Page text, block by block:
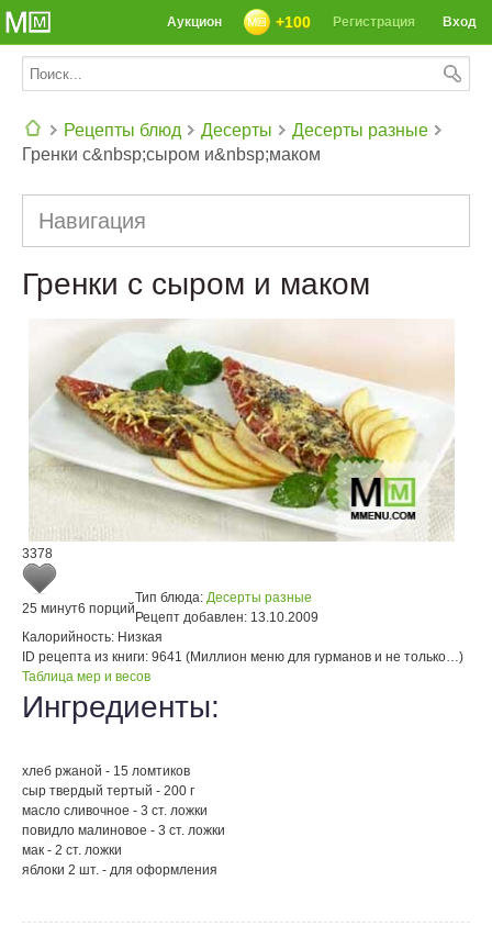
Вход
Регистрация
+100
Аукцион
Рецепты блюд Десерты
Десерты разные
Гренки с&nbsp;сыром и&nbsp;маком
Навигация
Гренки с сыром и маком
3378
25 минут6 порций
Тип блюда: Десерты разные
Рецепт добавлен: 13.10.2009
Калорийность: Низкая
ID рецепта из книги: 9641 (Миллион меню для гурманов и не только…)
Таблица мер и весов
Ингредиенты:
хлеб ржаной - 15 ломтиков
сыр твердый тертый - 200 г
масло сливочное - 3 ст. ложки
повидло малиновое - 3 ст. ложки
мак - 2 ст. ложки
яблоки 2 шт. - для оформления